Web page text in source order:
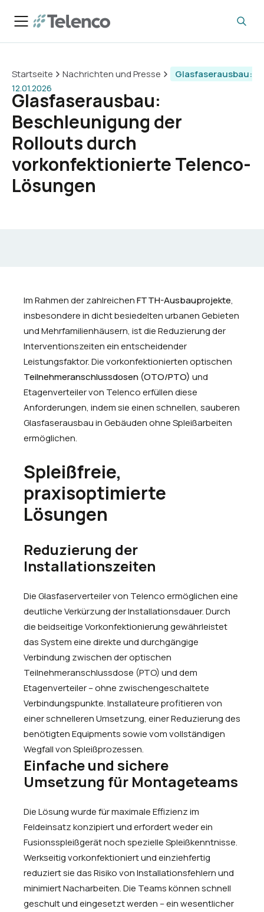
Startseite Nachrichten und Presse Glasfaserausbau:
12.01.2026
Glasfaserausbau:
Beschleunigung der
Rollouts durch
vorkonfektionierte Telenco-
Lösungen
Im Rahmen der zahlreichenFTTH-Ausbauprojekte,
insbesondere in dicht besiedelten urbanen Gebieten
und Mehrfamilienhäusern, ist die Reduzierung der
Interventionszeiten ein entscheidender
Leistungsfaktor. Die vorkonfektionierten optischen
Teilnehmeranschlussdosen (OTO/PTO) und
Etagenverteiler von Telenco erfüllen diese
Anforderungen, indem sie einen schnellen, sauberen
Glasfaserausbau in Gebäuden ohne Spleißarbeiten
ermöglichen.
Spleißfreie,
praxisoptimierte
Lösungen
Reduzierung der
Installationszeiten
Die Glasfaserverteiler von Telenco ermöglichen eine
deutliche Verkürzung der Installationsdauer. Durch
die beidseitige Vorkonfektionierung gewährleistet
das System eine direkte und durchgängige
Verbindung zwischen der optischen
Teilnehmeranschlussdose (PTO) und dem
Etagenverteiler – ohne zwischengeschaltete
Verbindungspunkte. Installateure profitieren von
einer schnelleren Umsetzung, einer Reduzierung des
benötigten Equipments sowie vom vollständigen
Wegfall von Spleißprozessen.
Einfache und sichere
Umsetzung für Montageteams
Die Lösung wurde für maximale Effizienz im
Feldeinsatz konzipiert und erfordert weder ein
Fusionsspleißgerät noch spezielle Spleißkenntnisse.
Werkseitig vorkonfektioniert und einziehfertig
reduziert sie das Risiko von Installationsfehlern und
minimiert Nacharbeiten. Die Teams können schnell
geschult und eingesetzt werden – ein wesentlicher